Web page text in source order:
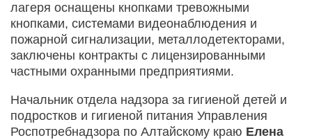
лагеря оснащены кнопками тревожными
кнопками, системами видеонаблюдения и
пожарной сигнализации, металлодетекторами,
заключены контракты с лицензированными
частными охранными предприятиями.
Начальник отдела надзора за гигиеной детей и
подростков и гигиеной питания Управления
Роспотребнадзора по Алтайскому краю Елена